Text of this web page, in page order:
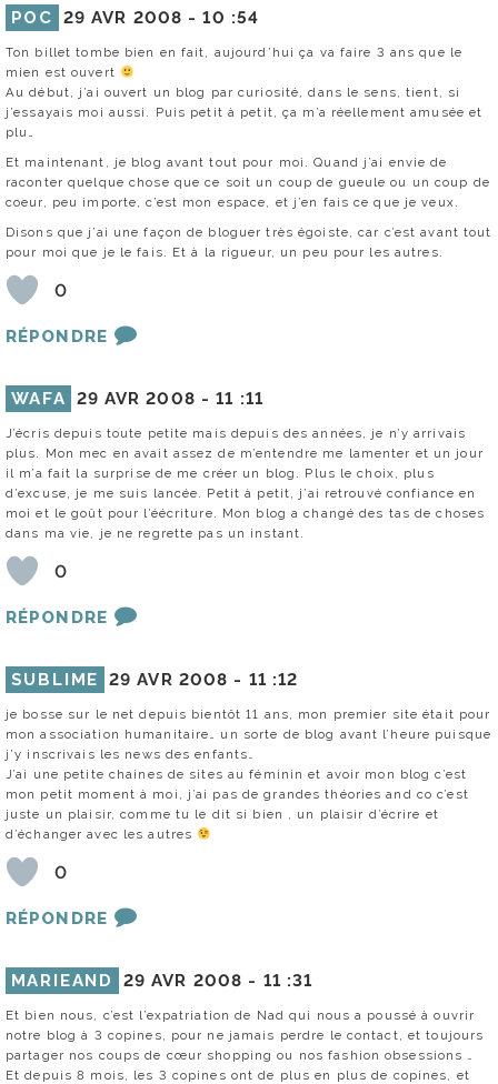
POC 29 AVR 2008 -10 :54
Ton billet tombe bien en fait, aujourd’hui ça va faire 3 ans que le
mien est ouvert
Au début, j’ai ouvert un blog par curiosité, dans le sens, tient, si
j’essayais moi aussi. Puis petit à petit, ça m’a réellement amusée et
plu…
Et maintenant, je blog avant tout pour moi. Quand j’ai envie de
raconter quelque chose que ce soit un coup de gueule ou un coup de
coeur, peu importe, c’est mon espace, et j’en fais ce que je veux.
Disons que j’ai une façon de bloguer très égoiste, car c’est avant tout
pour moi que je le fais. Et à la rigueur, un peu pour les autres.
0
RÉPONDRE
WAFA 29 AVR 2008 -11 :11
J’écris depuis toute petite mais depuis des années, je n’y arrivais
plus. Mon mec en avait assez de m’entendre me lamenter et un jour
il m’a fait la surprise de me créer un blog. Plus le choix, plus
d’excuse, je me suis lancée. Petit à petit, j’ai retrouvé confiance en
moi et le goût pour l’éécriture. Mon blog a changé des tas de choses
dans ma vie, je ne regrette pas un instant.
0
RÉPONDRE
SUBLIME 29 AVR 2008 - 11 :12
je bosse sur le net depuis bientôt 11 ans, mon premier site était pour
mon association humanitaire… un sorte de blog avant l’heure puisque
j’y inscrivais les news des enfants…
J’ai une petite chaines de sites au féminin et avoir mon blog c’est
mon petit moment à moi, j’ai pas de grandes théories and co c’est
juste un plaisir, comme tu le dit si bien , un plaisir d’écrire et
d’échanger avec les autres
0
RÉPONDRE
MARIEAND 29 AVR 2008 - 11 :31
Et bien nous, c’est l’expatriation de Nad qui nous a poussé à ouvrir
notre blog à 3 copines, pour ne jamais perdre le contact, et toujours
partager nos coups de cœur shopping ou nos fashion obsessions …
Et depuis 8 mois, les 3 copines ont de plus en plus de copines, et